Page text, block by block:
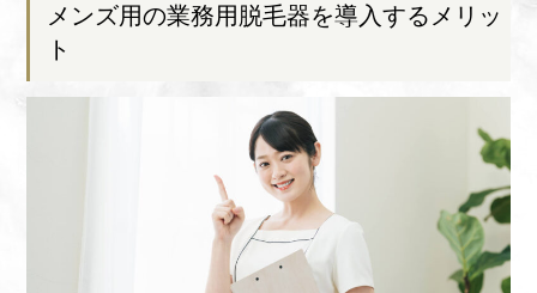
メンズ用の業務用脱毛器を導入するメリッ
ト